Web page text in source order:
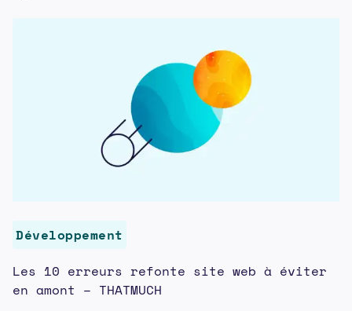
Développement
Les 10 erreurs refonte site web à éviter
en amont – THATMUCH